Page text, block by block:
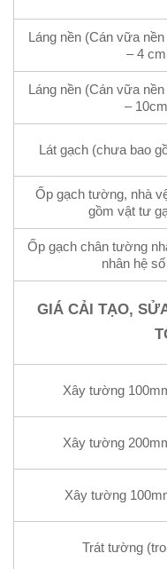
Láng nền (Cán vữa
– 4 cm
Láng nền (Cán vữa
– 10cm
Lát gạch (chưa bao
Ốp gạch tường, nhà
gồm vật tư
Ốp gạch chân tường
nhân hệ
GIÁ CẢI TẠO,
Xây tường
Xây tường
Xây tường
Trát tường